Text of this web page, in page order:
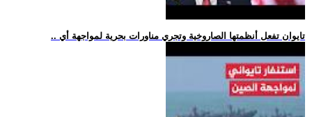
.. تايوان تفعل أنظمتها الصاروخية وتجري مناورات بحرية لمواجهة أي